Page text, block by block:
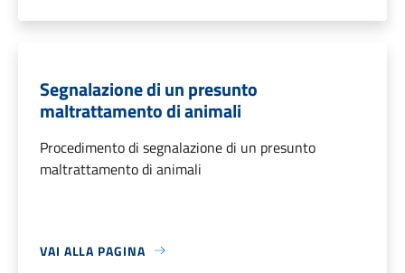
Segnalazione di un presunto
maltrattamento di animali
Procedimento di segnalazione di un presunto
maltrattamento di animali
VAI ALLA PAGINA